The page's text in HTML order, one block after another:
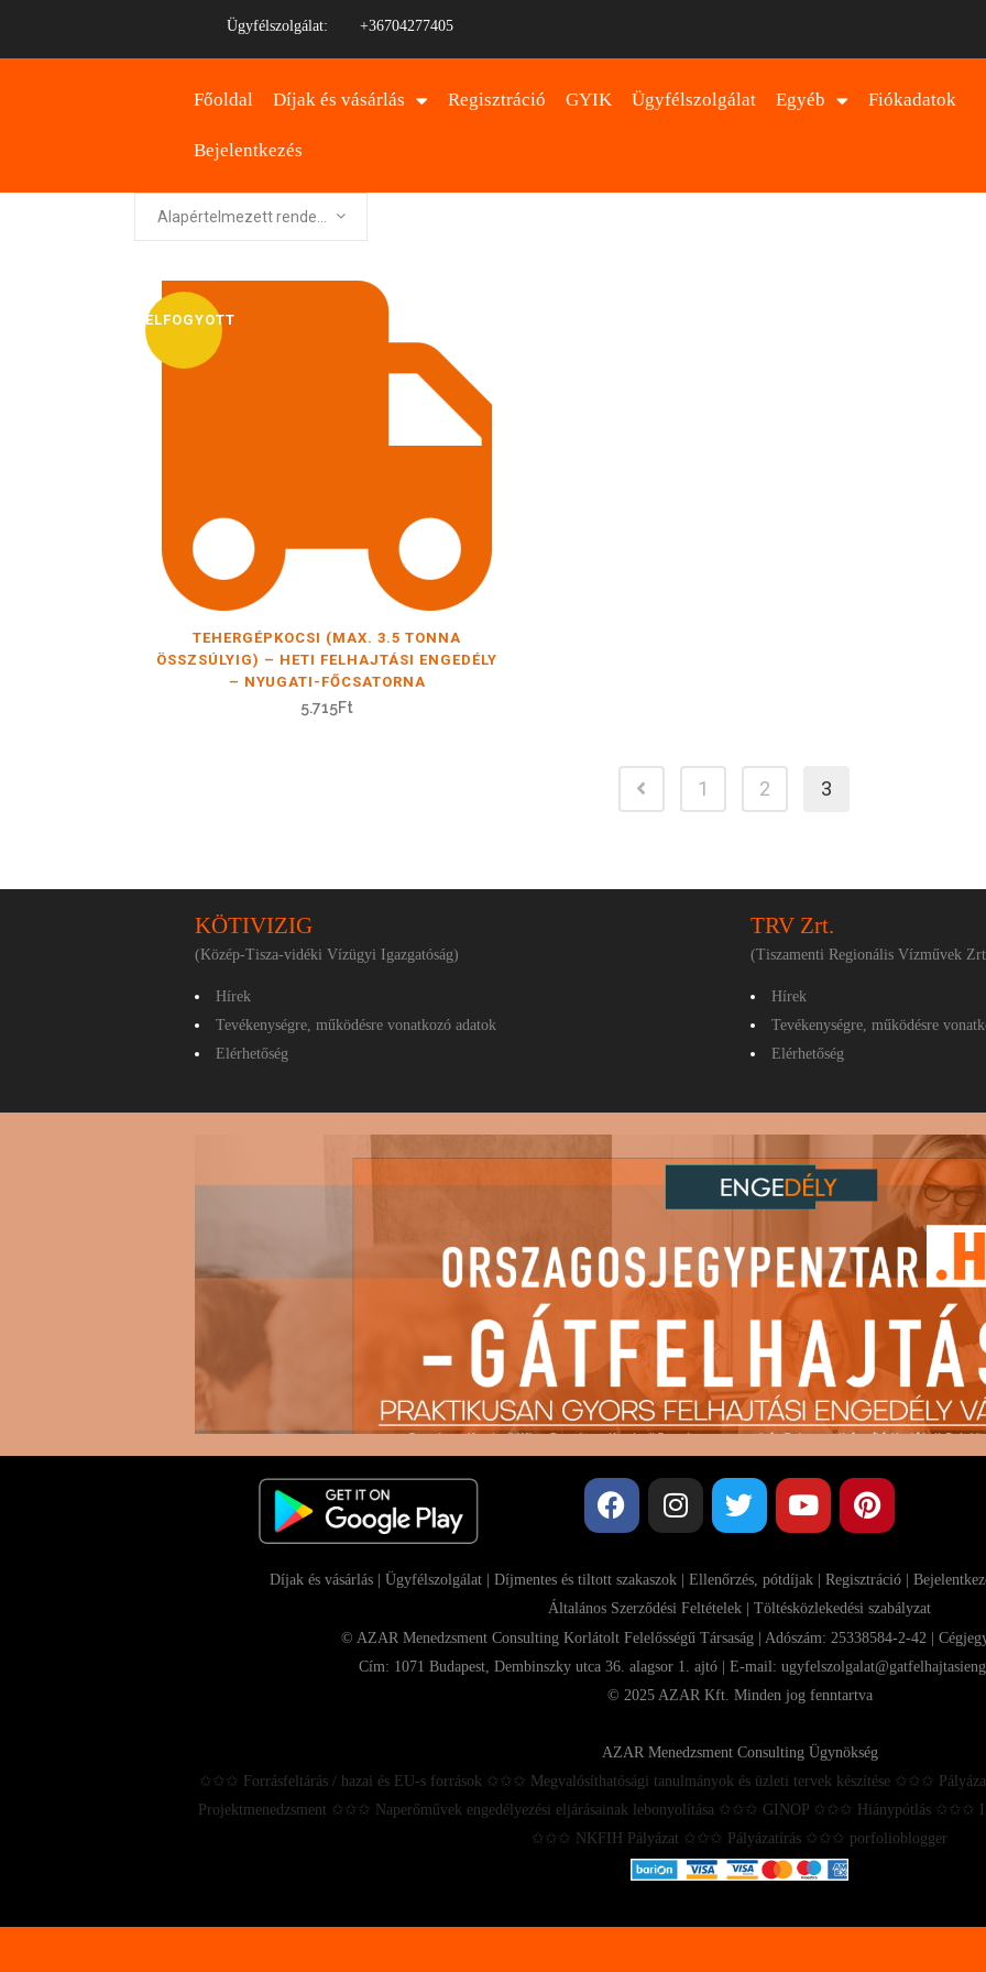
Ügyfélszolgálat: +36704277405
Főoldal Díjak és vásárlás Regisztráció GYIK Ügyfélszolgálat Egyéb Fiókadatok
Bejelentkezés
ELFOGYOTT
TEHERGÉPKOCSI (MAX. 3.5 TONNA
ÖSSZSÚLYIG) – HETI FELHAJTÁSI ENGEDÉLY
– NYUGATI-FŐCSATORNA
5.715Ft
1 2 3
KÖTIVIZIG
(Közép-Tisza-vidéki Vízügyi Igazgatóság)
TRV Zrt.
(Tiszamenti Regionális Vízművek
Hírek
Tevékenységre, működésre vonatkozó adatok
Elérhetőség
Hírek
Tevékenységre, működésre
Elérhetőség
Díjak és vásárlás| Ügyfélszolgálat| Díjmentes és tiltott szakaszok| Ellenőrzés, pótdíjak| Regisztráció|
Általános Szerződési Feltételek | Töltésközlekedési szabályzat
© AZAR Menedzsment Consulting Korlátolt Felelősségű Társaság | Adószám: 25338584-2-42 |
Cím: 1071 Budapest, Dembinszky utca 36. alagsor 1. ajtó | E-mail:
© 2025 AZAR Kft. Minden jog fenntartva
AZAR Menedzsment Consulting Ügynökség
✩✩✩ Forrásfeltárás / hazai és EU-s források ✩✩✩ Megvalósíthatósági tanulmányok és üzleti tervek készítése ✩✩✩
Projektmenedzsment ✩✩✩ Naperőművek engedélyezési eljárásainak lebonyolítása ✩✩✩ GINOP ✩✩✩ Hiánypótlás
✩✩✩ NKFIH Pályázat ✩✩✩ Pályázatírás ✩✩✩ porfolioblogger